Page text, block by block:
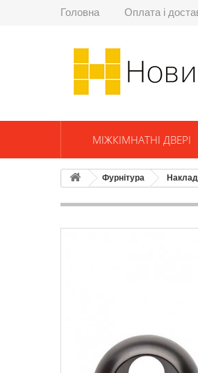
Головна Оплата і
МІЖКІМНАТНІ ДВЕРІ
Фурнітура